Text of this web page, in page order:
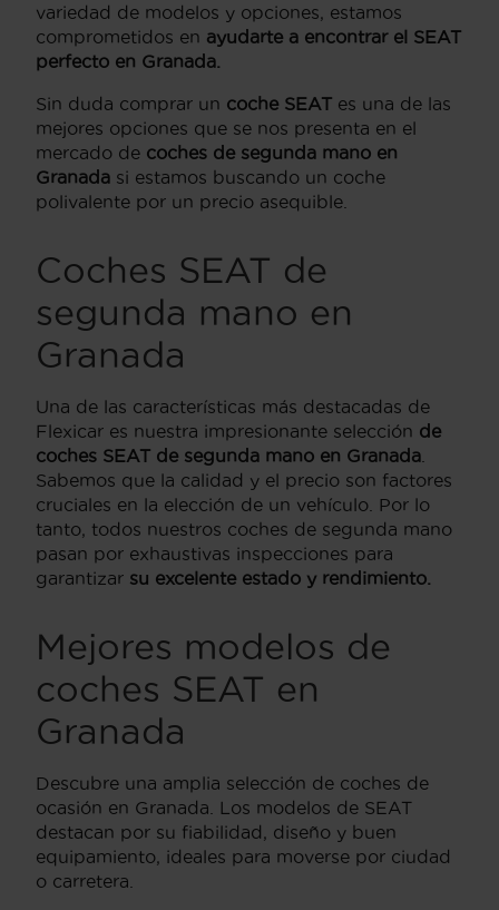
variedad de modelos y opciones, estamos
comprometidos en ayudarte a encontrar el SEAT
perfecto en Granada.
Sin duda comprar un coche SEAT es una de las
mejores opciones que se nos presenta en el
mercado de coches de segunda mano en
Granada si estamos buscando un coche
polivalente por un precio asequible.
Coches SEAT de
segunda mano en
Granada
Una de las características más destacadas de
Flexicar es nuestra impresionante selección de
coches SEAT de segunda mano en Granada
Sabemos que la calidad y el precio son factores
cruciales en la elección de un vehículo. Por lo
tanto, todos nuestros coches de segunda mano
pasan por exhaustivas inspecciones para
garantizar su excelente estado y rendimiento.
Mejores modelos de
coches SEAT en
Granada
Descubre una amplia selección de coches de
ocasión en Granada. Los modelos de SEAT
destacan por su fiabilidad, diseño y buen
equipamiento, ideales para moverse por ciudad
o carretera.